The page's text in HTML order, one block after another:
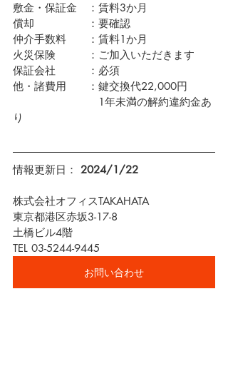
敷金・保証金　：賃料3か月
償却　　　　　：要確認
仲介手数料　　：賃料1か月
火災保険　　　：ご加入いただきます
保証会社　　　：必須
他・諸費用　　：鍵交換代22,000円
1年未満の解約違約金あ
り
情報更新日： 2024/1/22
株式会社オフィスTAKAHATA
東京都港区赤坂3-17-8
土橋ビル4階
TEL 03-5244-9445
お問い合わせ